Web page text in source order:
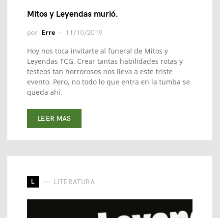
Mitos y Leyendas murió.
por Erre 11/10/2019
Hoy nos toca invitarte al funeral de Mitos y
Leyendas TCG. Crear tantas habilidades rotas y
testeos tan horrorosos nos lleva a este triste
evento. Pero, no todo lo que entra en la tumba se
queda ahí.
LEER MAS
L LITERATURA